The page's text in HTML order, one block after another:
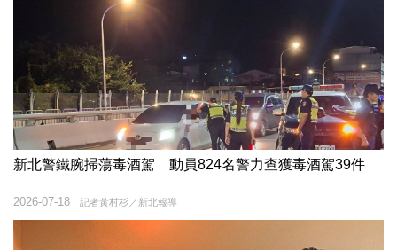
新北警鐵腕掃蕩毒酒駕 動員824名警力查獲毒酒駕39件
記者黃村杉／新北報導
2026-07-18